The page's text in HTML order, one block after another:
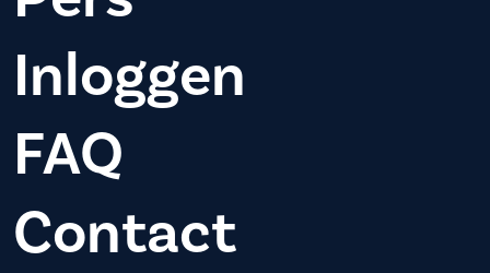
Inloggen
FAQ
Contact